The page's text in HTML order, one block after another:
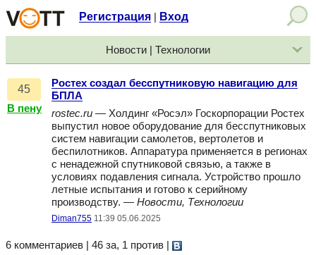
Регистрация Вход
Новости | Технологии
45
В пену
Ростех создал бесспутниковую навигацию для
БПЛА
rostec.ru — Холдинг «Росэл» Госкорпорации Ростех
выпустил новое оборудование для бесспутниковых
систем навигации самолетов, вертолетов и
беспилотников. Аппаратура применяется в регионах
с ненадежной спутниковой связью, а также в
условиях подавления сигнала. Устройство прошло
летные испытания и готово к серийному
производству. — Новости, Технологии
Diman755 11:39 05.06.2025
6 комментариев | 46 за, 1 против